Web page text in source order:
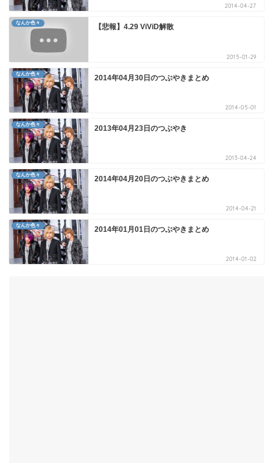
2014-04-27
なんか色々 【悲報】4.29 ViViD解散
2015-01-29
なんか色々 2014年04月30日のつぶやきまとめ
2014-05-01
なんか色々 2013年04月23日のつぶやき
2013-04-24
なんか色々 2014年04月20日のつぶやきまとめ
2014-04-21
なんか色々 2014年01月01日のつぶやきまとめ
2014-01-02